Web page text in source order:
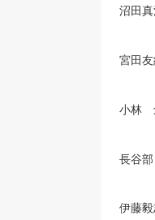
沼田真
宮田友
小林
長谷
伊藤毅